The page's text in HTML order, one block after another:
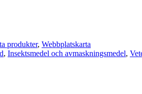
produkter, Webbplatskarta
, Insektsmedel och avmaskningsmedel,